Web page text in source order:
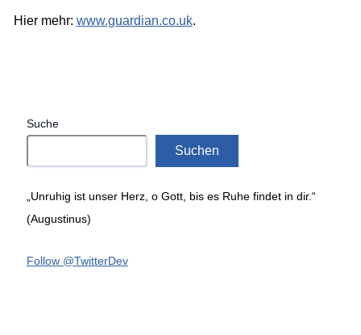
Hier mehr: www.guardian.co.uk.
Suche
Suchen
„Unruhig ist unser Herz, o Gott, bis es Ruhe findet in dir.“
(Augustinus)
Follow @TwitterDev